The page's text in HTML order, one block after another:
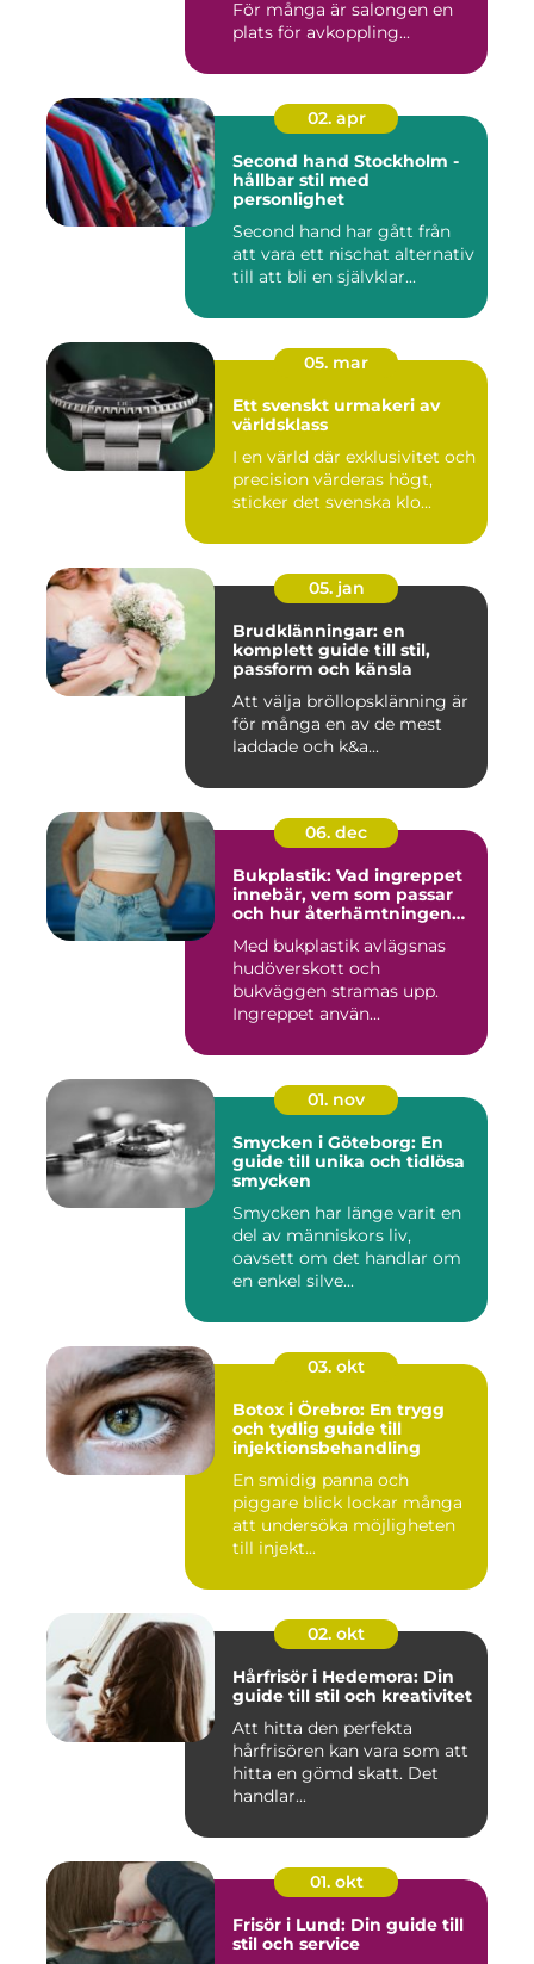
För många är salongen en
plats för avkoppling...
02. apr
Second hand Stockholm -
hållbar stil med
personlighet
Second hand har gått från
att vara ett nischat alternativ
till att bli en självklar...
05. mar
Ett svenskt urmakeri av
världsklass
I en värld där exklusivitet och
precision värderas högt,
sticker det svenska klo...
05. jan
Brudklänningar: en
komplett guide till stil,
passform och känsla
Att välja bröllopsklänning är
för många en av de mest
laddade och k&a...
06. dec
Bukplastik: Vad ingreppet
innebär, vem som passar
och hur återhämtningen
Med bukplastik avlägsnas
hudöverskott och
bukväggen stramas upp.
Ingreppet använ...
01. nov
Smycken i Göteborg: En
guide till unika och tidlösa
smycken
Smycken har länge varit en
del av människors liv,
oavsett om det handlar om
en enkel silve...
03. okt
Botox i Örebro: En trygg
och tydlig guide till
injektionsbehandling
En smidig panna och
piggare blick lockar många
att undersöka möjligheten
till injekt...
02. okt
Hårfrisör i Hedemora: Din
guide till stil och kreativitet
Att hitta den perfekta
hårfrisören kan vara som att
hitta en gömd skatt. Det
handlar...
01. okt
Frisör i Lund: Din guide till
stil och service